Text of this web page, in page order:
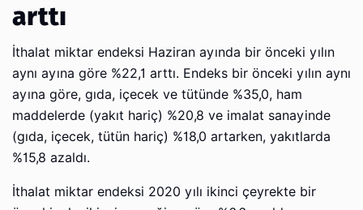
arttı
İthalat miktar endeksi Haziran ayında bir önceki yılın
aynı ayına göre %22,1 arttı. Endeks bir önceki yılın aynı
ayına göre, gıda, içecek ve tütünde %35,0, ham
maddelerde (yakıt hariç) %20,8 ve imalat sanayinde
(gıda, içecek, tütün hariç) %18,0 artarken, yakıtlarda
%15,8 azaldı.
İthalat miktar endeksi 2020 yılı ikinci çeyrekte bir